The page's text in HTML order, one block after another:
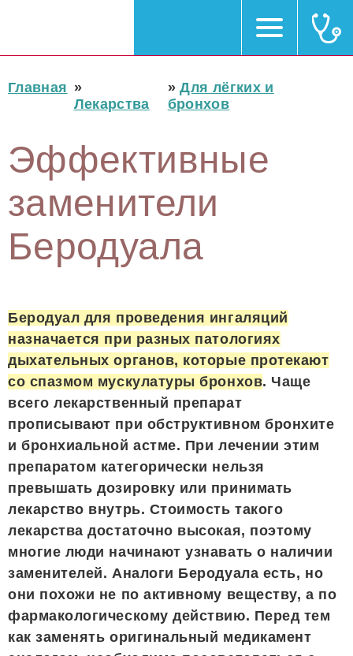
Главная »
Лекарства
»Для лёгких и
бронхов
Эффективные
заменители
Беродуала
Беродуал для проведения ингаляций
назначается при разных патологиях
дыхательных органов, которые протекают
со спазмом мускулатуры бронхов. Чаще
всего лекарственный препарат
прописывают при обструктивном бронхите
и бронхиальной астме. При лечении этим
препаратом категорически нельзя
превышать дозировку или принимать
лекарство внутрь. Стоимость такого
лекарства достаточно высокая, поэтому
многие люди начинают узнавать о наличии
заменителей. Аналоги Беродуала есть, но
они похожи не по активному веществу, а по
фармакологическому действию. Перед тем
как заменять оригинальный медикамент